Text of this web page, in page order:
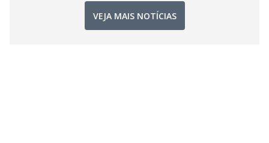
VEJA MAIS NOTÍCIAS